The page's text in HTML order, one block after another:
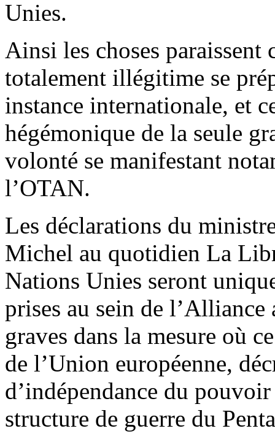
Unies.
Ainsi les choses
totalement illégitime se
instance internationale, et
hégémonique de la seule
volonté se manifestant
l’OTAN.
Les déclarations du
Michel au quotidien La
Nations Unies seront
prises au sein de
graves dans la mesure où
de l’Union européenne,
d’indépendance du
structure de guerre du